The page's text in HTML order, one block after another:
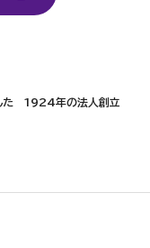
た 1924年の法人創立